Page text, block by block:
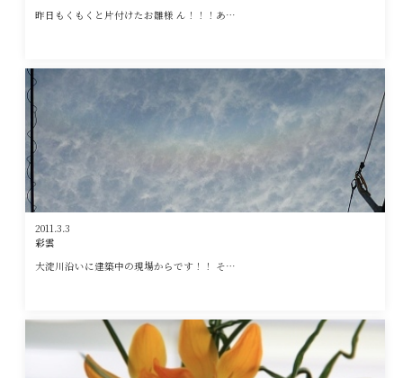
昨日もくもくと片付けたお雛様 ん！！！あ…
2011.3.3
彩雲
大淀川沿いに建築中の現場からです！！ そ…